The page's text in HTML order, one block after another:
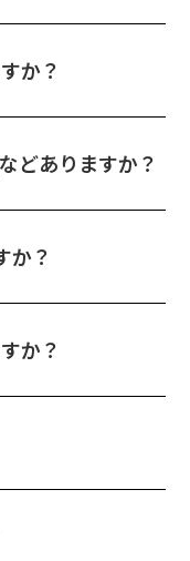
います。その後は
プ研修も行ってい
か？
海外からのお客さ
どありますか？
、在籍している社
旅行業取扱者など
か？
てシフトを決めて
を取る人が多いで
か？
、部署によってか
管理をしっかり
合、家賃の補助が